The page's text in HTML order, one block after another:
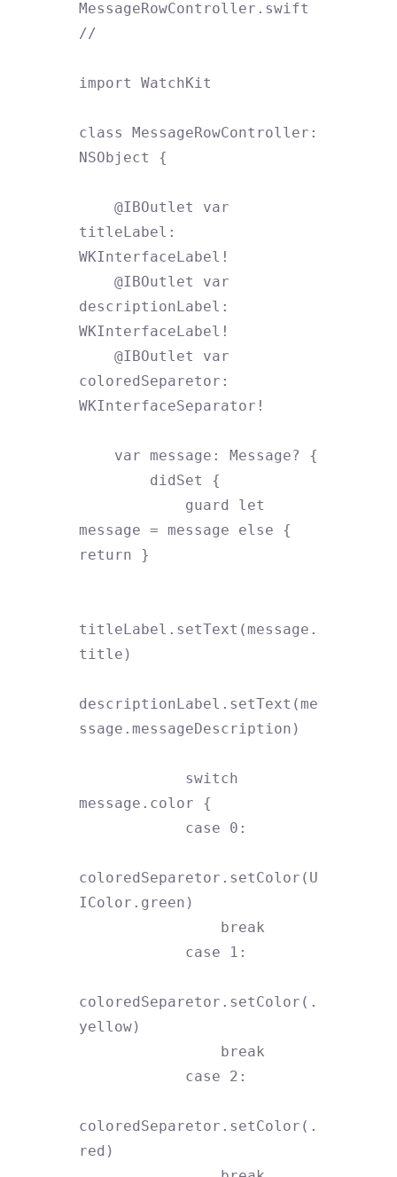
MessageRowController.swift
//
import WatchKit
class MessageRowController:
NSObject {
titleLabel:
WKInterfaceLabel!
descriptionLabel:
WKInterfaceLabel!
coloredSeparetor:
WKInterfaceSeparator!
message = message else {
return }
titleLabel.setText(message.
title)
descriptionLabel.setText(me
ssage.messageDescription)
message.color {
coloredSeparetor.setColor(U
IColor.green)
coloredSeparetor.setColor(.
yellow)
coloredSeparetor.setColor(.
red)